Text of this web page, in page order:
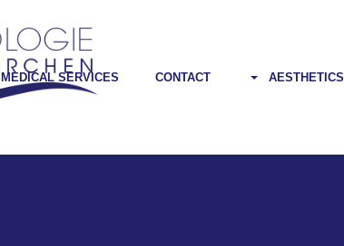
MEDICAL SERVICES CONTACT AESTHETICS